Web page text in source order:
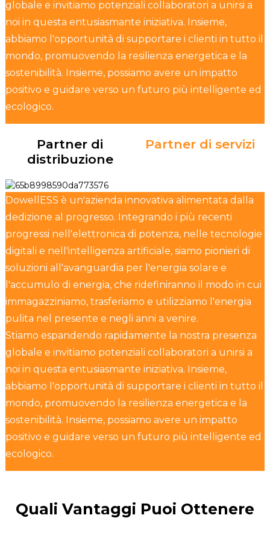
globale e invitiamo potenziali collaboratori a unirsi a
noi in questa entusiasmante iniziativa. Insieme,
abbiamo l'opportunità di supportare i clienti in tutto il
mondo, promuovendo la resilienza energetica e la
sostenibilità. Insieme, possiamo avere un impatto
positivo e guidare verso un futuro più intelligente ed
ecologico.
Partner di
distribuzione
Partner di servizi
DowellESS è un'azienda innovativa alimentata dalla
dedizione al progresso. Integrando i più recenti
progressi nell'elettronica di potenza, nelle tecnologie
digitali e nell'intelligenza artificiale, siamo pionieri di
soluzioni all'avanguardia per l'energia solare e
l'accumulo di energia, che ridefiniranno il modo in cui
immagazziniamo, trasferiamo e utilizziamo l'energia
pulita nel presente e negli anni a venire.
Stiamo espandendo rapidamente la nostra presenza
globale e invitiamo potenziali collaboratori a unirsi a
noi in questa entusiasmante iniziativa. Insieme,
abbiamo l'opportunità di supportare i clienti in tutto il
mondo, promuovendo la resilienza energetica e la
sostenibilità. Insieme, possiamo avere un impatto
positivo e guidare verso un futuro più intelligente ed
ecologico.
Quali Vantaggi Puoi Ottenere